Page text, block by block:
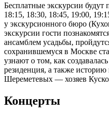
Бесплатные экскурсии будут
18:15, 18:30, 18:45, 19:00,
у экскурсионного бюро
экскурсии гости
ансамблем усадьбы,
сохранившемуся в Москве
узнают о том, как
резиденция, а также историю
Шереметевых — хозяев
Концерты